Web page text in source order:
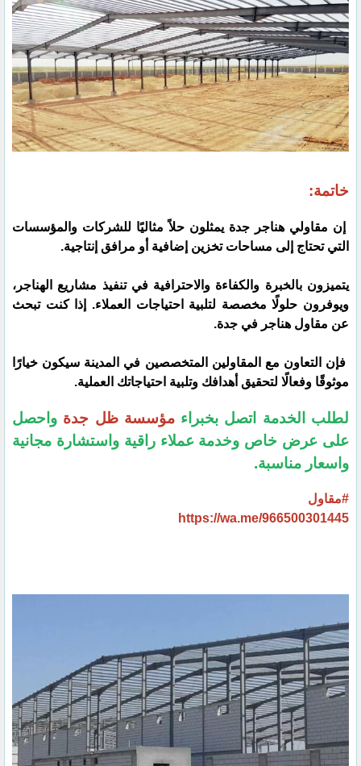
خاتمة:
إن مقاولي هناجر جدة يمثلون حلاً مثاليًا للشركات والمؤسسات
التي تحتاج إلى مساحات تخزين إضافية أو مرافق إنتاجية.
يتميزون بالخبرة والكفاءة والاحترافية في تنفيذ مشاريع الهناجر،
ويوفرون حلولًا مخصصة لتلبية احتياجات العملاء. إذا كنت تبحث
عن مقاول هناجر في جدة.
فإن التعاون مع المقاولين المتخصصين في المدينة سيكون خيارًا
موثوقًا وفعالًا لتحقيق أهدافك وتلبية احتياجاتك العملية.
لطلب الخدمة اتصل بخبراءمؤسسة ظل جدة واحصل
على عرض خاص وخدمة عملاء راقية واستشارة مجانية
واسعار مناسبة.
#مقاول
https://wa.me/966500301445